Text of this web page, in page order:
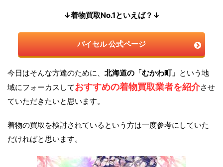
↓着物買取No.1といえば？↓
バイセル 公式ページ
今日はそんな方達のために、 北海道の「むかわ町」 という地
域にフォーカスしておすすめの着物買取業者を紹介させ
ていただきたいと思います。
着物の買取を検討されているという方は一度参考にしていた
だければと思います。